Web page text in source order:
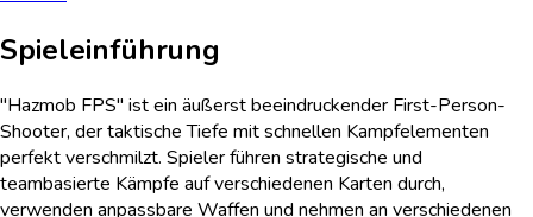
Spieleinführung
"Hazmob FPS" ist ein äußerst beeindruckender First-Person-
Shooter, der taktische Tiefe mit schnellen Kampfelementen
perfekt verschmilzt. Spieler führen strategische und
teambasierte Kämpfe auf verschiedenen Karten durch,
verwenden anpassbare Waffen und nehmen an verschiedenen